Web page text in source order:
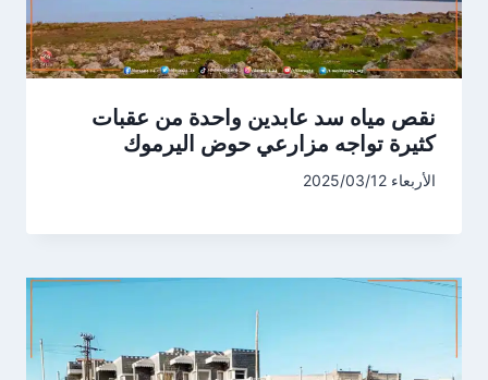
نقص مياه سد عابدين واحدة من عقبات
كثيرة تواجه مزارعي حوض اليرموك
الأربعاء 2025/03/12